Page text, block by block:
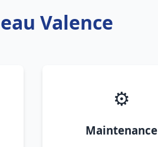
Valence
⚙️
Maintenance